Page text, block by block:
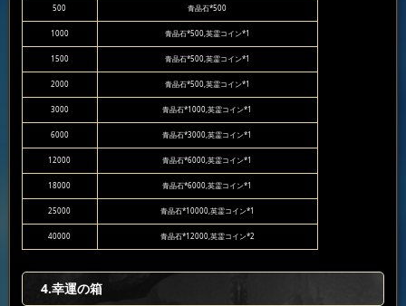
500 青晶石*500
1000 青晶石*500,英霊コイン*1
1500 青晶石*500,英霊コイン*1
2000 青晶石*500,英霊コイン*1
3000 青晶石*1000,英霊コイン*1
6000 青晶石*3000,英霊コイン*1
12000 青晶石*6000,英霊コイン*1
18000 青晶石*6000,英霊コイン*1
25000 青晶石*10000,英霊コイン*1
40000 青晶石*12000,英霊コイン*2
4.幸運の箱